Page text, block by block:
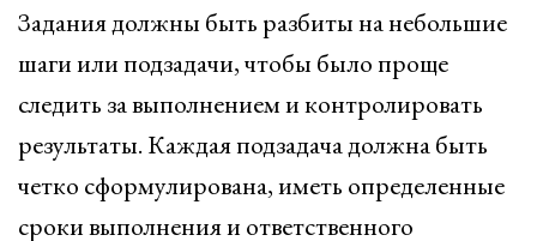
Задания должны быть разбиты на небольшие
шаги или подзадачи, чтобы было проще
следить за выполнением и контролировать
результаты. Каждая подзадача должна быть
четко сформулирована, иметь определенные
сроки выполнения и ответственного